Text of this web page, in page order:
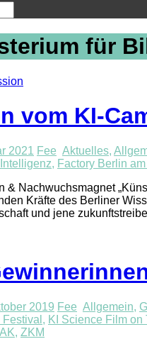
für
vom KI-
2021 Fee Aktuelles,
, Factory Berlin
& Nachwuchsmagnet
Kräfte des Berliner
und jene
2019 Fee Allgemein,
, KI Science Film on
, ZKM